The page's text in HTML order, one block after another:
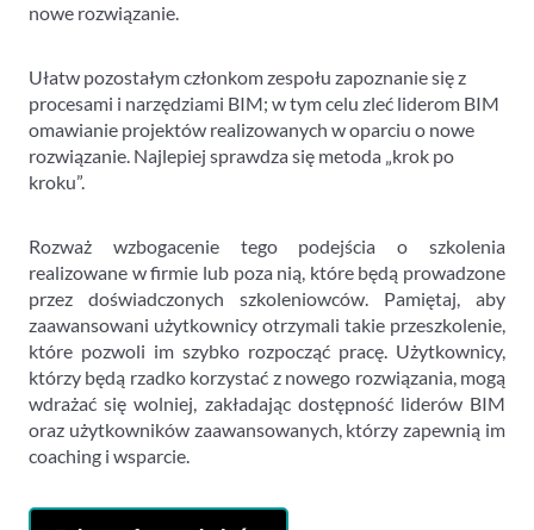
nowe rozwiązanie.
Ułatw pozostałym członkom zespołu zapoznanie się z
procesami i narzędziami BIM; w tym celu zleć liderom BIM
omawianie projektów realizowanych w oparciu o nowe
rozwiązanie. Najlepiej sprawdza się metoda „krok po
kroku”.
Rozważ wzbogacenie tego podejścia o szkolenia
realizowane w firmie lub poza nią, które będą prowadzone
przez doświadczonych szkoleniowców. Pamiętaj, aby
zaawansowani użytkownicy otrzymali takie przeszkolenie,
które pozwoli im szybko rozpocząć pracę. Użytkownicy,
którzy będą rzadko korzystać z nowego rozwiązania, mogą
wdrażać się wolniej, zakładając dostępność liderów BIM
oraz użytkowników zaawansowanych, którzy zapewnią im
coaching i wsparcie.